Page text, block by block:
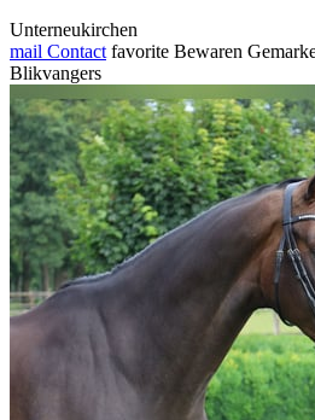
Unterneukirchen
mail Contact favorite Bewaren
Blikvangers